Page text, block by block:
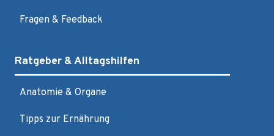
Fragen & Feedback
Ratgeber & Alltagshilfen
Anatomie & Organe
Tipps zur Ernährung